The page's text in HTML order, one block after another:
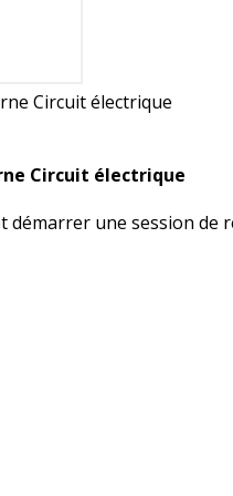
Circuit électrique
une session de